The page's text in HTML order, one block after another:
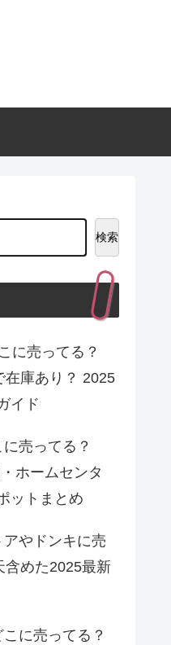
検索
に売ってる？
在庫あり？ 2025
イド
売ってる？
ホームセンタ
ットまとめ
アやドンキに売
含めた2025最新
に売ってる？